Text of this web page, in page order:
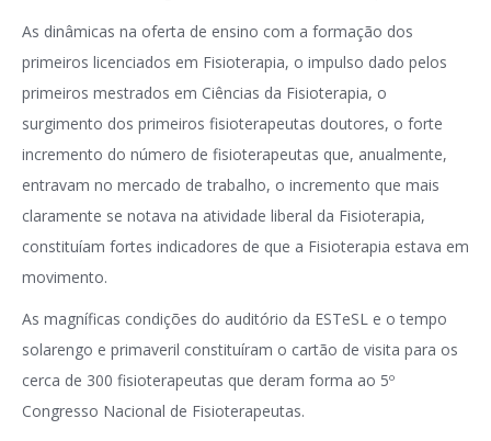
As dinâmicas na oferta de ensino com a formação dos
primeiros licenciados em Fisioterapia, o impulso dado pelos
primeiros mestrados em Ciências da Fisioterapia, o
surgimento dos primeiros fisioterapeutas doutores, o forte
incremento do número de fisioterapeutas que, anualmente,
entravam no mercado de trabalho, o incremento que mais
claramente se notava na atividade liberal da Fisioterapia,
constituíam fortes indicadores de que a Fisioterapia estava em
movimento.
As magníficas condições do auditório da ESTeSL e o tempo
solarengo e primaveril constituíram o cartão de visita para os
cerca de 300 fisioterapeutas que deram forma ao 5º
Congresso Nacional de Fisioterapeutas.